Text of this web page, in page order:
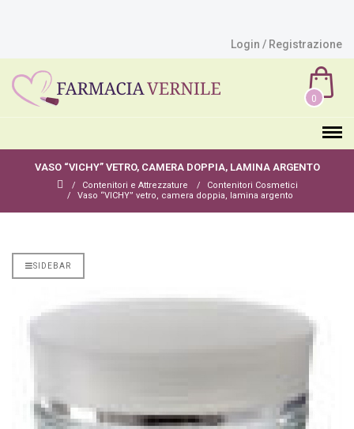
Login / Registrazione
0
VASO “VICHY” VETRO, CAMERA DOPPIA, LAMINA ARGENTO
Contenitori e Attrezzature
Contenitori Cosmetici
Vaso “VICHY” vetro, camera doppia, lamina argento
SIDEBAR